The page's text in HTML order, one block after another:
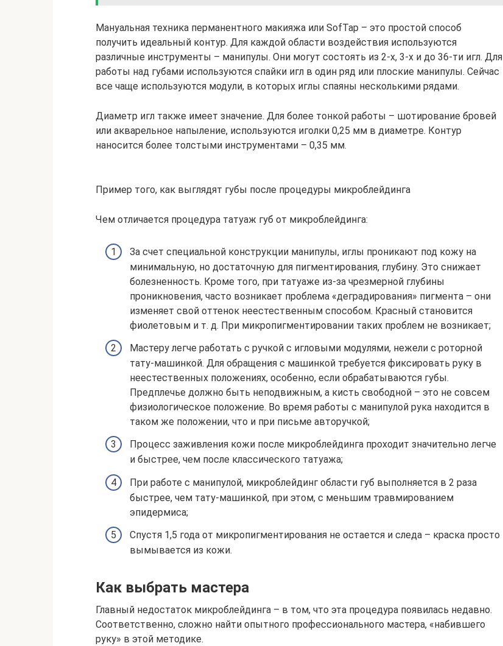
Мануальная техника перманентного макияжа или SofTap – это простой способ
получить идеальный контур. Для каждой области воздействия используются
различные инструменты – манипулы. Они могут состоять из 2-х, 3-х и до 36-ти игл. Для
работы над губами используются спайки игл в один ряд или плоские манипулы. Сейчас
все чаще используются модули, в которых иглы спаяны несколькими рядами.
Диаметр игл также имеет значение. Для более тонкой работы – шотирование бровей
или акварельное напыление, используются иголки 0,25 мм в диаметре. Контур
наносится более толстыми инструментами – 0,35 мм.
Пример того, как выглядят губы после процедуры микроблейдинга
Чем отличается процедура татуаж губ от микроблейдинга:
За счет специальной конструкции манипулы, иглы проникают под кожу на
минимальную, но достаточную для пигментирования, глубину. Это снижает
болезненность. Кроме того, при татуаже из-за чрезмерной глубины
проникновения, часто возникает проблема «деградирования» пигмента – они
изменяет свой оттенок неестественным способом. Красный становится
фиолетовым и т. д. При микропигментировании таких проблем не возникает;
Мастеру легче работать с ручкой с игловыми модулями, нежели с роторной
тату-машинкой. Для обращения с машинкой требуется фиксировать руку в
неестественных положениях, особенно, если обрабатываются губы.
Предплечье должно быть неподвижным, а кисть свободной – это не совсем
физиологическое положение. Во время работы с манипулой рука находится в
таком же положении, что и при письме авторучкой;
Процесс заживления кожи после микроблейдинга проходит значительно легче
и быстрее, чем после классического татуажа;
При работе с манипулой, микроблейдинг области губ выполняется в 2 раза
быстрее, чем тату-машинкой, при этом, с меньшим травмированием
эпидермиса;
Спустя 1,5 года от микропигментирования не остается и следа – краска просто
вымывается из кожи.
Как выбрать мастера
Главный недостаток микроблейдинга – в том, что эта процедура появилась недавно.
Соответственно, сложно найти опытного профессионального мастера, «набившего
руку» в этой методике.